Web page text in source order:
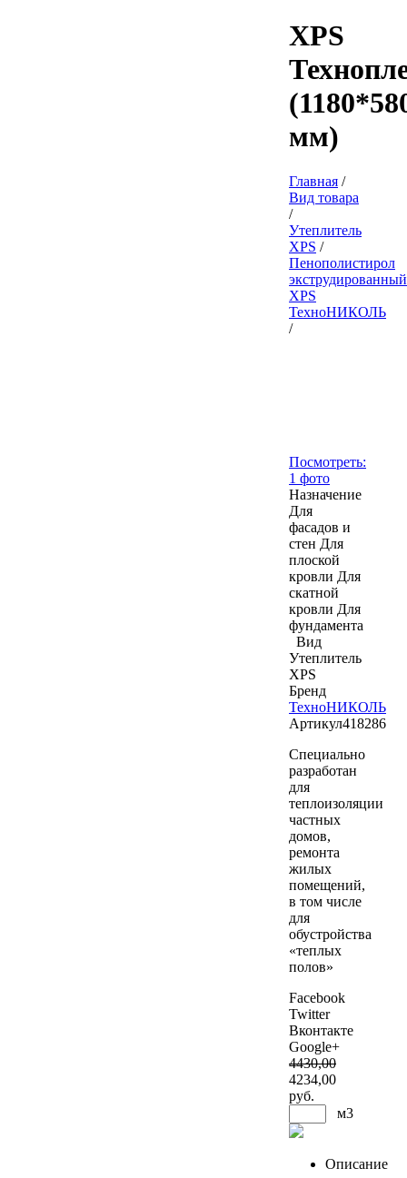
XPS
мм)
Главная /
Вид товара
/
Утеплитель
XPS /
Пенополистирол
экструдированный
XPS
ТехноНИКОЛЬ
/
Посмотреть:
1 фото
Назначение
Для
фасадов и
стен Для
плоской
кровли Для
скатной
кровли Для
фундамента
Вид
Утеплитель
XPS
Бренд
ТехноНИКОЛЬ
Артикул418286
Специально
разработан
для
теплоизоляции
частных
домов,
ремонта
жилых
помещений,
в том числе
для
обустройства
«теплых
полов»
Facebook
Twitter
Вконтакте
Google+
4430,00
4234,00
руб.
м3
Описание